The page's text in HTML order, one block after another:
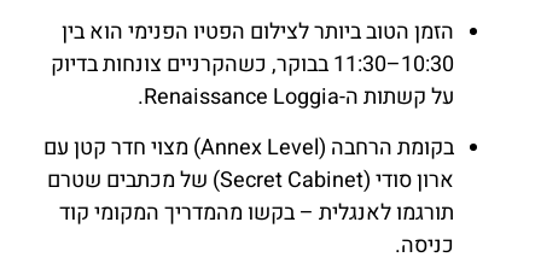
הזמן הטוב ביותר לצילום הפטיו הפנימי הוא בין
10:30–11:30 בבוקר, כשהקרניים צונחות בדיוק
על קשתות ה-Renaissance Loggia.
בקומת הרחבה (Annex Level) מצוי חדר קטן עם
ארון סודי (Secret Cabinet) של מכתבים שטרם
תורגמו לאנגלית – בקשו מהמדריך המקומי קוד
כניסה.